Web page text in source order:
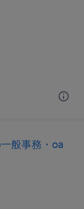
般事務・oa